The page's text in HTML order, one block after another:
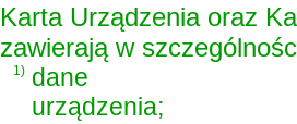
Karta Urządzenia oraz
zawierają w
1) dane
urządzenia;